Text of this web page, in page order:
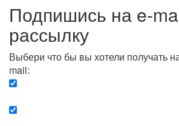
Подпишись на e-
рассылку
Выбери что бы вы хотели получать
mail: